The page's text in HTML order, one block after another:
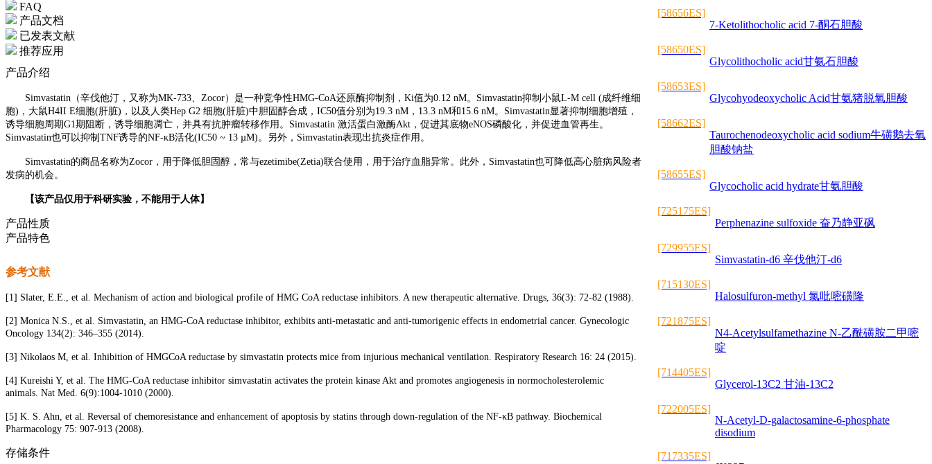
FAQ
产品文档
已发表文献
推荐应用
产品介绍
Simvastatin（辛伐他汀，又称为MK-733、Zocor）是一种竞争性HMG-CoA还原酶抑制剂，Ki值为0.12 nM。Simvastatin抑制小鼠L-M cell (成纤维细
胞)，大鼠H4II E细胞(肝脏)，以及人类Hep G2 细胞(肝脏)中胆固醇合成，IC50值分别为19.3 nM，13.3 nM和15.6 nM。Simvastatin显著抑制细胞增殖，
诱导细胞周期G1期阻断，诱导细胞凋亡，并具有抗肿瘤转移作用。Simvastatin 激活蛋白激酶Akt，促进其底物eNOS磷酸化，并促进血管再生。
Simvastatin也可以抑制TNF诱导的NF-κB活化(IC50 ~ 13 µM)。另外，Simvastatin表现出抗炎症作用。
Simvastatin的商品名称为Zocor，用于降低胆固醇，常与ezetimibe(Zetia)联合使用，用于治疗血脂异常。此外，Simvastatin也可降低高心脏病风险者
发病的机会。
【该产品仅用于科研实验，不能用于人体】
产品性质
产品特色
参考文献
[1] Slater, E.E., et al. Mechanism of action and biological profile of HMG CoA reductase inhibitors. A new therapeutic alternative. Drugs, 36(3): 72-82 (1988).
[2] Monica N.S., et al. Simvastatin, an HMG-CoA reductase inhibitor, exhibits anti-metastatic and anti-tumorigenic effects in endometrial cancer. Gynecologic
Oncology 134(2): 346–355 (2014).
[3] Nikolaos M, et al. Inhibition of HMGCoA reductase by simvastatin protects mice from injurious mechanical ventilation. Respiratory Research 16: 24 (2015).
[4] Kureishi Y, et al. The HMG-CoA reductase inhibitor simvastatin activates the protein kinase Akt and promotes angiogenesis in normocholesterolemic
animals. Nat Med. 6(9):1004-1010 (2000).
[5] K. S. Ahn, et al. Reversal of chemoresistance and enhancement of apoptosis by statins through down-regulation of the NF-κB pathway. Biochemical
Pharmacology 75: 907-913 (2008).
存储条件
[58656ES]
7-Ketolithocholic acid 7-酮石胆酸
[58650ES]
Glycolithocholic acid甘氨石胆酸
[58653ES]
Glycohyodeoxycholic Acid甘氨猪脱氧胆酸
[58662ES]
Taurochenodeoxycholic acid sodium牛磺鹅去氧
胆酸钠盐
[58655ES]
Glycocholic acid hydrate甘氨胆酸
[725175ES]
Perphenazine sulfoxide 奋乃静亚砜
[729955ES]
Simvastatin-d6 辛伐他汀-d6
[715130ES]
Halosulfuron-methyl 氯吡嘧磺隆
[721875ES]
N4-Acetylsulfamethazine N-乙酰磺胺二甲嘧
啶
[714405ES]
Glycerol-13C2 甘油-13C2
[722005ES]
N-Acetyl-D-galactosamine-6-phosphate
disodium
[717335ES]